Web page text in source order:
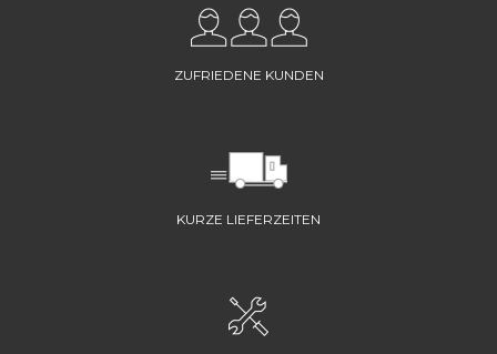
ZUFRIEDENE KUNDEN
KURZE LIEFERZEITEN